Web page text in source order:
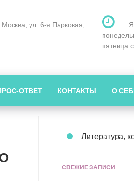
пятница
Москва, ул. 6-я Парковая,
ОТВЕТ КОНТАКТЫ О
Литература,
СВЕЖИЕ ЗАПИСИ